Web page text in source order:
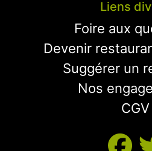
Liens
Foire aux
Devenir
Suggérer un
Nos
CGV